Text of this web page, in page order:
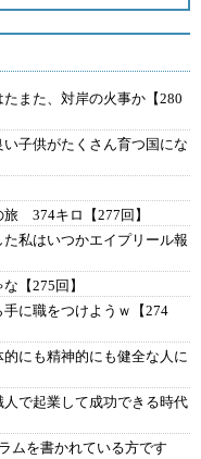
また、対岸の火事か【280
子供がたくさん育つ国にな
374キロ【277回】
私はいつかエイプリール報
【275回】
に職をつけようｗ【274
にも精神的にも健全な人に
で起業して成功できる時代
ムを書かれている方です